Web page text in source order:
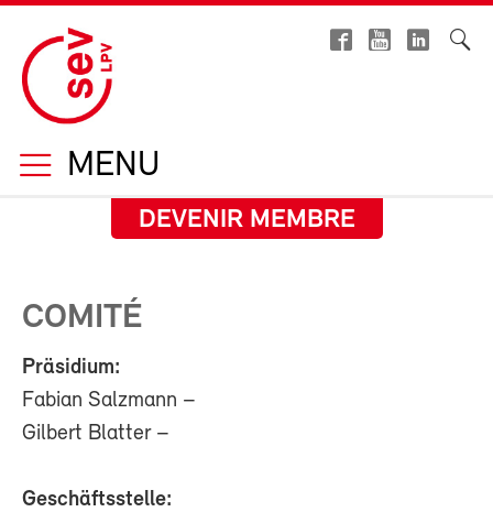
MENU
DEVENIR MEMBRE
COMITÉ
Präsidium:
Fabian Salzmann –
Gilbert Blatter –
Geschäftsstelle: